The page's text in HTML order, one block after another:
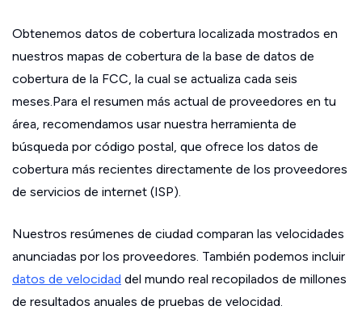
Obtenemos datos de cobertura localizada mostrados en
nuestros mapas de cobertura de la base de datos de
cobertura de la FCC, la cual se actualiza cada seis
meses.Para el resumen más actual de proveedores en tu
área, recomendamos usar nuestra herramienta de
búsqueda por código postal, que ofrece los datos de
cobertura más recientes directamente de los proveedores
de servicios de internet (ISP).
Nuestros resúmenes de ciudad comparan las velocidades
anunciadas por los proveedores. También podemos incluir
datos de velocidad del mundo real recopilados de millones
de resultados anuales de pruebas de velocidad.